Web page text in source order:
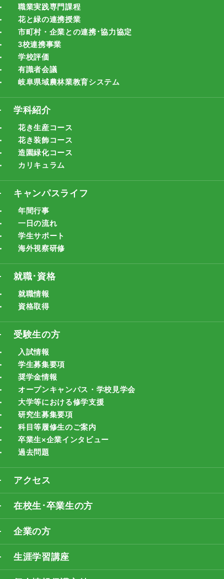
職業実践専門課程
花と緑の連携授業
市町村・企業との連携･協力協定
3校連携事業
学校評価
有識者会議
岐阜県域農林業教育システム
学科紹介
花き生産コース
花き装飾コース
造園緑化コース
カリキュラム
キャンパスライフ
年間行事
一日の流れ
学生サポート
海外視察研修
就職･資格
就職情報
資格取得
受験生の方
入試情報
学生募集要項
奨学金情報
オープンキャンパス・学校見学会
大学等における修学支援
研究生募集要項
科目等履修生のご案内
卒業生×企業インタビュー
過去問題
アクセス
在校生･卒業生の方
企業の方
生涯学習講座